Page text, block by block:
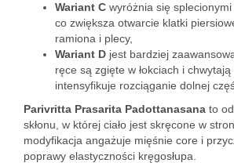
Wariant C wyróżnia się
co zwiększa otwarcie klatki
ramiona i plecy,
Wariant D jest bardziej
ręce są zgięte w łokciach i
intensyfikuje rozciąganie dolnej
Parivritta Prasarita Padottanasana to
skłonu, w której ciało jest skręcone w
modyfikacja angażuje mięśnie core i
poprawy elastyczności kręgosłupa.